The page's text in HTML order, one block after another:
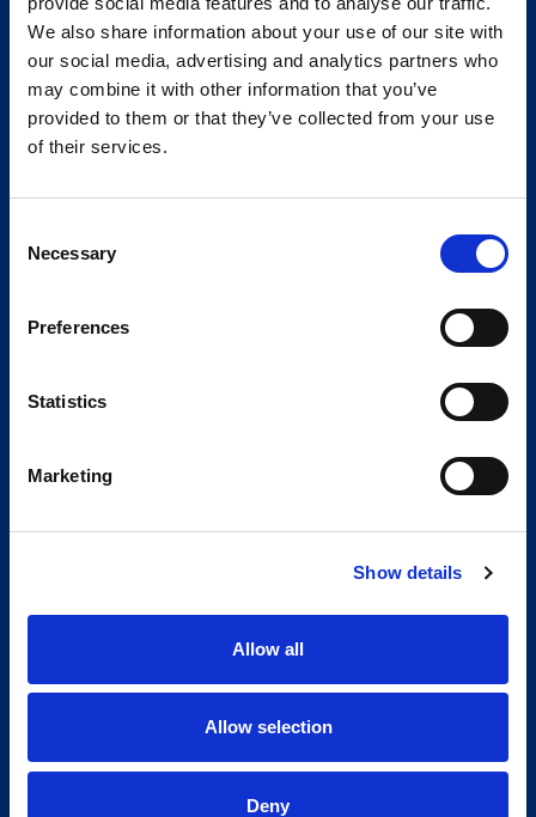
We also share information about your use of our site with
our social media, advertising and analytics partners who
may combine it with other information that you’ve
provided to them or that they’ve collected from your use
of their services.
Selection
Necessary
Preferences
Statistics
Marketing
Show details
Allow all
Allow selection
Deny